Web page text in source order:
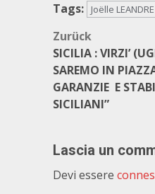
Tags: Joëlle LEANDRE
Zurück
SICILIA : VIRZI’
SAREMO IN
GARANZIE E
SICILIANI”
Lascia un
Devi essere